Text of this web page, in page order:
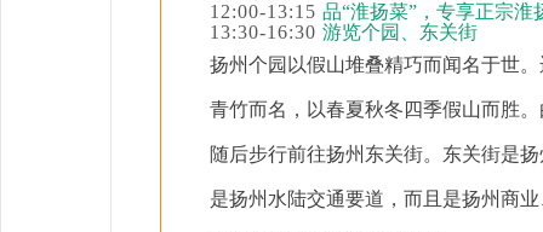
12:00-13:15 品“淮扬菜”，专享正宗淮
13:30-16:30 游览个园、东关街
扬州个园以假山堆叠精巧而闻名于世
青竹而名，以春夏秋冬四季假山而胜
随后步行前往扬州东关街。东关街是
是扬州水陆交通要道，而且是扬州商